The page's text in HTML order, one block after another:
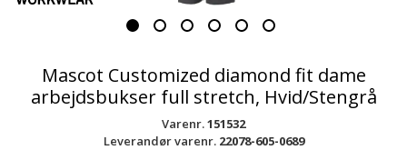
Mascot Customized diamond fit dame
arbejdsbukser full stretch, Hvid/Stengrå
Varenr.151532
Leverandør varenr. 22078-605-0689